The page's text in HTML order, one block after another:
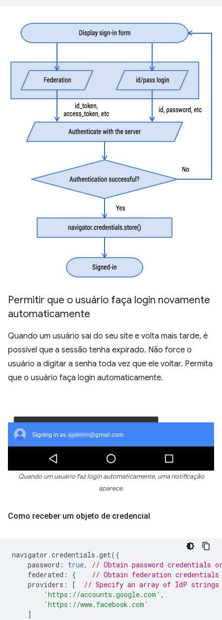
Permitir que o usuário faça login novamente
automaticamente
Quando um usuário sai do seu site e volta mais tarde, é
possível que a sessão tenha expirado. Não force o
usuário a digitar a senha toda vez que ele voltar. Permita
que o usuário faça login automaticamente.
Quando um usuário faz login automaticamente, uma notificação
aparece.
Como receber um objeto de credencial
navigator .credentials .get({
password : true,
// Obtain password credentials
federated : {
// Obtain federation
providers : [
// Specify an array of IdP strings
'https://accounts.google.com' ,
'https://www.facebook.com'
]